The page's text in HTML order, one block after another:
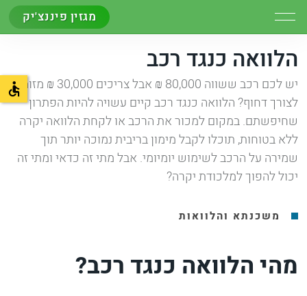
מגזין פיננצ'יק
הלוואה כנגד רכב
יש לכם רכב ששווה 80,000 ₪ אבל צריכים 30,000 ₪ מזומן
לצורך דחוף? הלוואה כנגד רכב קיים עשויה להיות הפתרון
שחיפשתם. במקום למכור את הרכב או לקחת הלוואה יקרה
ללא בטוחות, תוכלו לקבל מימון בריבית נמוכה יותר תוך
שמירה על הרכב לשימוש יומיומי. אבל מתי זה כדאי ומתי זה
יכול להפוך למלכודת יקרה?
משכנתא והלוואות
מהי הלוואה כנגד רכב?